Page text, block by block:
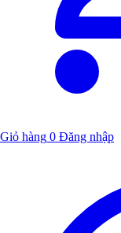
Giỏ hàng 0 Đăng nhập